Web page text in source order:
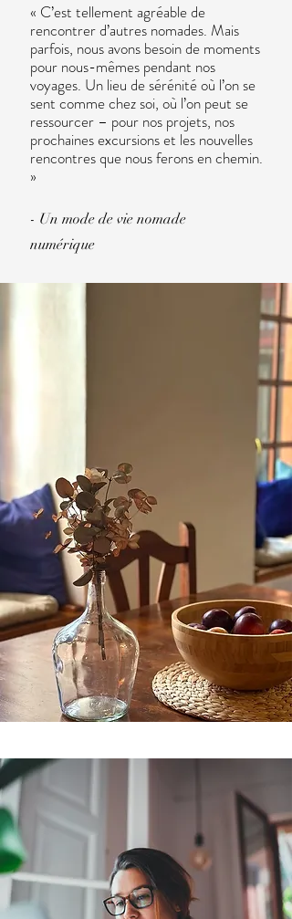
« C’est tellement agréable de
rencontrer d’autres nomades. Mais
parfois, nous avons besoin de moments
pour nous-mêmes pendant nos
voyages. Un lieu de sérénité où l’on se
sent comme chez soi, où l’on peut se
ressourcer – pour nos projets, nos
prochaines excursions et les nouvelles
rencontres que nous ferons en chemin.
»
- Un mode de vie nomade
numérique